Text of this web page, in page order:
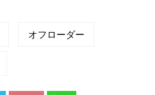
オフローダー